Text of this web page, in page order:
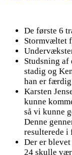
De første 6
Stormvæltet
Studsning
stadig og
han er færdig
Karsten
kunne
så vi kunne
Denne
resulterede
Der er
24 skulle